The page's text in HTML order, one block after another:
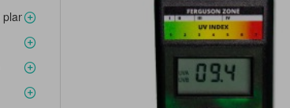
BioArt Arrangement de plantes dans un bol en verre